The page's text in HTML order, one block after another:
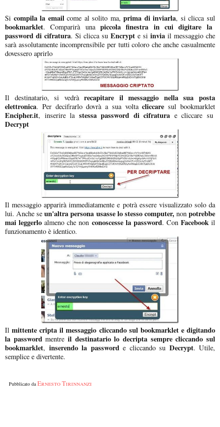
Si compila la emailcome al solito ma,prima di inviarla, si clicca sul
bookmarklet. Comparirà unapiccola finestra in cui digitare la
password di cifratura. Si clicca su Encrypt e si invia il messaggio che
sarà assolutamente incomprensibile per tutti coloro che anche casualmente
dovessero aprirlo
Il destinatario, si vedràrecapitare il messaggio nella sua posta
elettronica. Per decifrarlo dovrà a sua voltacliccare sul bookmarklet
Encipher.it, inserire la stessa password di cifratura e cliccare su
Decrypt
Il messaggio apparirà immediatamente e potrà essere visualizzato solo da
lui. Anche se un'altra persona usasse lo stesso computer,nonpotrebbe
mai leggerlo almeno che non conoscesse la password. Con Facebookil
funzionamento è identico.
Ilmittente cripta il messaggio cliccando sul bookmarklet e digitando
la passwordmentreil destinatario lo decripta sempre cliccando sul
bookmarklet, inserendo la passworde cliccando su Decrypt. Utile,
semplice e divertente.
Pubblicato daErnesto Tirinnanzi